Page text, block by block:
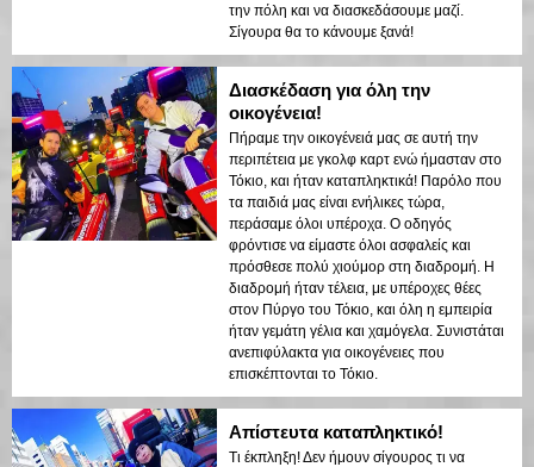
την πόλη και να διασκεδάσουμε μαζί.
Σίγουρα θα το κάνουμε ξανά!
Διασκέδαση για όλη την
οικογένεια!
Πήραμε την οικογένειά μας σε αυτή την
περιπέτεια με γκολφ καρτ ενώ ήμασταν στο
Τόκιο, και ήταν καταπληκτικά! Παρόλο που
τα παιδιά μας είναι ενήλικες τώρα,
περάσαμε όλοι υπέροχα. Ο οδηγός
φρόντισε να είμαστε όλοι ασφαλείς και
πρόσθεσε πολύ χιούμορ στη διαδρομή. Η
διαδρομή ήταν τέλεια, με υπέροχες θέες
στον Πύργο του Τόκιο, και όλη η εμπειρία
ήταν γεμάτη γέλια και χαμόγελα. Συνιστάται
ανεπιφύλακτα για οικογένειες που
επισκέπτονται το Τόκιο.
Απίστευτα καταπληκτικό!
Τι έκπληξη! Δεν ήμουν σίγουρος τι να